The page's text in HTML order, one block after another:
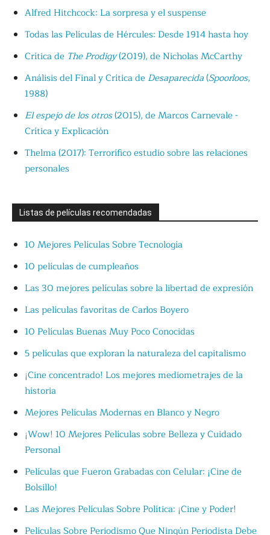
Alfred Hitchcock: La sorpresa y el suspense
Todas las Películas de Hércules: Desde 1914 hasta hoy
Crítica de The Prodigy(2019), de Nicholas McCarthy
Análisis del Final y Crítica de Desaparecida(Spoorloos,
1988)
El espejo de los otros(2015), de Marcos Carnevale -
Crítica y Explicación
Thelma (2017): Terrorífico estudio sobre las relaciones
personales
Listas de películas recomendadas
10 Mejores Películas Sobre Tecnología
10 películas de cumpleaños
Las 30 mejores películas sobre la libertad de expresión
Las películas favoritas de Carlos Boyero
10 Películas Buenas Muy Poco Conocidas
5 películas que exploran la naturaleza del capitalismo
¡Cine concentrado! Los mejores mediometrajes de la
historia
Mejores Películas Modernas en Blanco y Negro
¡Wow! 10 Mejores Películas sobre Belleza y Cuidado
Personal
Películas que Fueron Grabadas con Celular: ¡Cine de
Bolsillo!
Las Mejores Películas Sobre Política: ¡Cine y Poder!
Películas Sobre Periodismo Que Ningún Periodista Debe